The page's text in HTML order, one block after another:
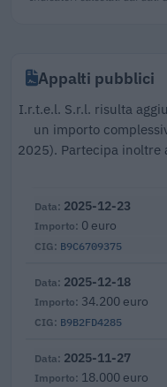
Appalti pubblici
I.r.t.e.l. S.r.l. risulta
un importo
2025). Partecipa inoltre
B9C6709375
2025-12-23
0 euro
B9B2FD4285
2025-12-18
34.200 euro
2025-11-27
18.000 euro